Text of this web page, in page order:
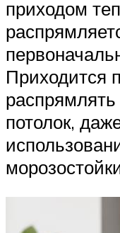
приходом
Приходится
распрямлять
потолок,